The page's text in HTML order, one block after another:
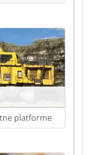
platforme